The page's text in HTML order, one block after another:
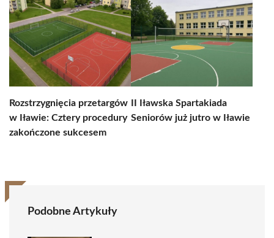
Rozstrzygnięcia przetargów
w Iławie: Cztery procedury
zakończone sukcesem
II Iławska Spartakiada
Seniorów już jutro w Iławie
Podobne Artykuły